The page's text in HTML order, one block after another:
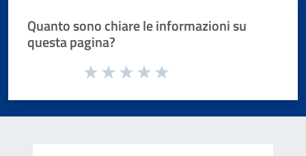
Quanto sono chiare le informazioni su
questa pagina?
Valuta da 1 a 5 stelle la pagina